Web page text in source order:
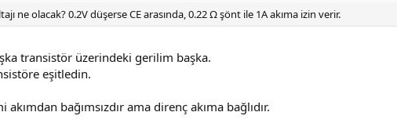
ne olacak? 0.2V düşerse CE arasında, 0.22 Ω şönt ile 1A akıma izin verir.
transistör üzerindeki gerilim başka.
eşitledin.
bağımsızdır ama direnç akıma bağlıdır.